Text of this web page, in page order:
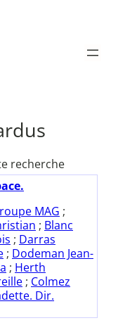
recherche
MAG ;
; Blanc
; Darras
; Dodeman Jean-
; Herth
; Colmez
Dir.